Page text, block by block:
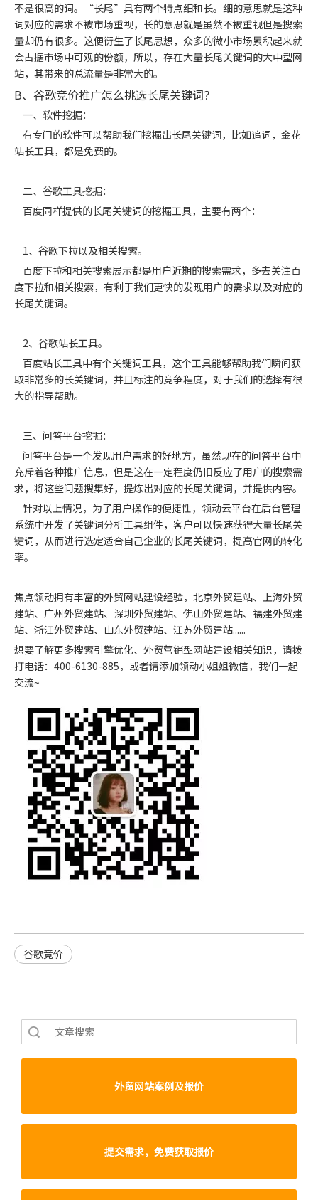
不是很高的词。“长尾”具有两个特点细和长。细的意思就是这种
词对应的需求不被市场重视，长的意思就是虽然不被重视但是搜索
量却仍有很多。这便衍生了长尾思想，众多的微小市场累积起来就
会占据市场中可观的份额，所以，存在大量长尾关键词的大中型网
站，其带来的总流量是非常大的。
B、谷歌竞价推广怎么挑选长尾关键词？
一、软件挖掘：
有专门的软件可以帮助我们挖掘出长尾关键词，比如追词，金花
站长工具，都是免费的。
二、谷歌工具挖掘：
百度同样提供的长尾关键词的挖掘工具，主要有两个：
1、谷歌下拉以及相关搜索。
百度下拉和相关搜索展示都是用户近期的搜索需求，多去关注百
度下拉和相关搜索，有利于我们更快的发现用户的需求以及对应的
长尾关键词。
2、谷歌站长工具。
百度站长工具中有个关键词工具，这个工具能够帮助我们瞬间获
取非常多的长关键词，并且标注的竞争程度，对于我们的选择有很
大的指导帮助。
三、问答平台挖掘：
问答平台是一个发现用户需求的好地方，虽然现在的问答平台中
充斥着各种推广信息，但是这在一定程度仍旧反应了用户的搜索需
求，将这些问题搜集好，提炼出对应的长尾关键词，并提供内容。
针对以上情况，为了用户操作的便捷性，领动云平台在后台管理
系统中开发了关键词分析工具组件，客户可以快速获得大量长尾关
键词，从而进行选定适合自己企业的长尾关键词，提高官网的转化
率。
焦点领动拥有丰富的外贸网站建设经验，北京外贸建站、上海外贸
建站、广州外贸建站、深圳外贸建站、佛山外贸建站、福建外贸建
站、浙江外贸建站、山东外贸建站、江苏外贸建站......
想要了解更多搜索引擎优化、外贸营销型网站建设相关知识，请拨
打电话：400-6130-885，或者请添加领动小姐姐微信，我们一起
交流~
谷歌竞价
外贸网站案例及报价
提交需求，免费获取报价